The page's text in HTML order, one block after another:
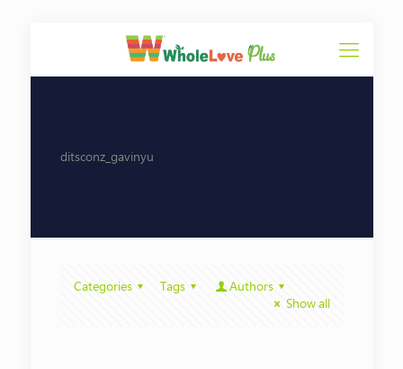
ditsconz_gavinyu
Categories Tags
Authors
Show all